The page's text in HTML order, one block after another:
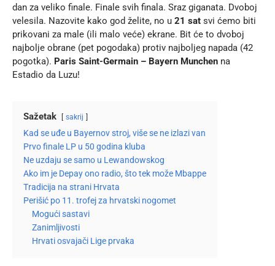
dan za veliko finale. Finale svih finala. Sraz giganata. Dvoboj
velesila. Nazovite kako god želite, no u 21 sat svi ćemo biti
prikovani za male (ili malo veće) ekrane. Bit će to dvoboj
najbolje obrane (pet pogodaka) protiv najboljeg napada (42
pogotka). Paris Saint-Germain – Bayern Munchen na
Estadio da Luzu!
Sažetak sakrij
Kad se uđe u Bayernov stroj, više se ne izlazi van
Prvo finale LP u 50 godina kluba
Ne uzdaju se samo u Lewandowskog
Ako im je Depay ono radio, što tek može Mbappe
Tradicija na strani Hrvata
Perišić po 11. trofej za hrvatski nogomet
Mogući sastavi
Zanimljivosti
Hrvati osvajači Lige prvaka